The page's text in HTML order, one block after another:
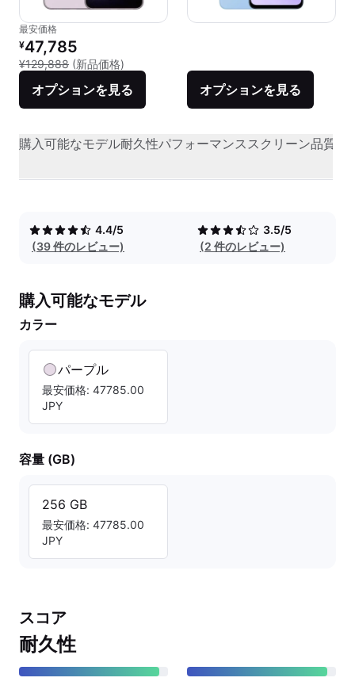
最安価格
リファービッシュ品の価格：
¥47,785
¥129,888 (新品価格)
オプションを見る オプションを見る
購入可能なモデル耐久性パフォーマンススクリーン品質
4.4/5
(39 件のレビュー)
3.5/5
(2 件のレビュー)
購入可能なモデル
カラー
パープル
最安価格: 47785.00
JPY
容量 (GB)
256 GB
最安価格: 47785.00
JPY
スコア
耐久性